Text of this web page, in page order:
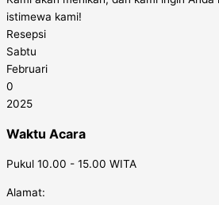
istimewa kami!
Resepsi
Sabtu
Februari
0
2025
Waktu Acara
Pukul 10.00 - 15.00 WITA
Alamat: